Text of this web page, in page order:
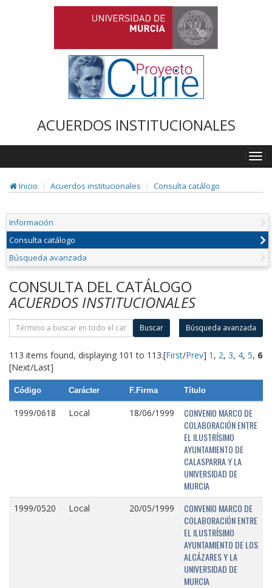
ACUERDOS INSTITUCIONALES
Inicio
Acuerdos institucionales Consulta catálogo
Información
Consulta catálogo
Búsqueda avanzada
CONSULTA DEL CATÁLOGO
ACUERDOS INSTITUCIONALES
Buscar Búsqueda avanzada
113 items found, displaying 101 to 113.[First/Prev] 1 , 2, 3, 4, 5, 6
[Next/Last]
Código Carácter F.Firma Título
1999/0618 Local 18/06/1999
CONVENIO MARCO DE
COLABORACIÓN ENTRE
EL ILUSTRÍSIMO
AYUNTAMIENTO DE
CALASPARRA Y LA
UNIVERSIDAD DE
MURCIA
1999/0520 Local 20/05/1999
CONVENIO MARCO DE
COLABORACIÓN ENTRE
EL ILUSTRÍSIMO
AYUNTAMIENTO DE LOS
ALCÁZARES Y LA
UNIVERSIDAD DE
MURCIA